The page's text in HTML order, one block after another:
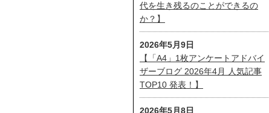
代を生き残るのことができるの
か？】
2026年5月9日
【「A4」1枚アンケートアドバイ
ザーブログ 2026年4月 人気記事
TOP10 発表！】
2026年5月8日